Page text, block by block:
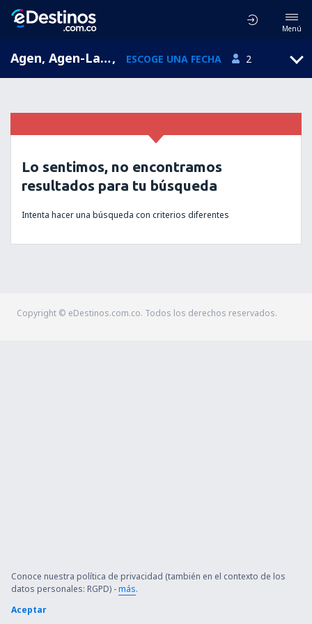
Menú
Agen, Agen-La Garenne Airport, Aquitaine, Francia (AGF), ESCOGE UNA FECHA 2
Lo sentimos, no encontramos
resultados para tu búsqueda
Intenta hacer una búsqueda con criterios diferentes
Copyright © eDestinos.com.co. Todos los derechos reservados.
Conoce nuestra política de privacidad (también en el contexto de los
datos personales: RGPD) -más.
Aceptar